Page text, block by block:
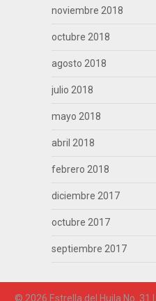
noviembre 2018
octubre 2018
agosto 2018
julio 2018
mayo 2018
abril 2018
febrero 2018
diciembre 2017
octubre 2017
septiembre 2017
© 2026 Estrella del Huila No. 31